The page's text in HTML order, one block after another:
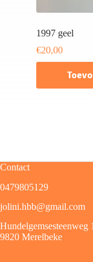
1997 geel
€20,00
Contact
0479805129
jolini.hbb@gmail.com
Hundelgemsesteenweg
9820 Merelbeke